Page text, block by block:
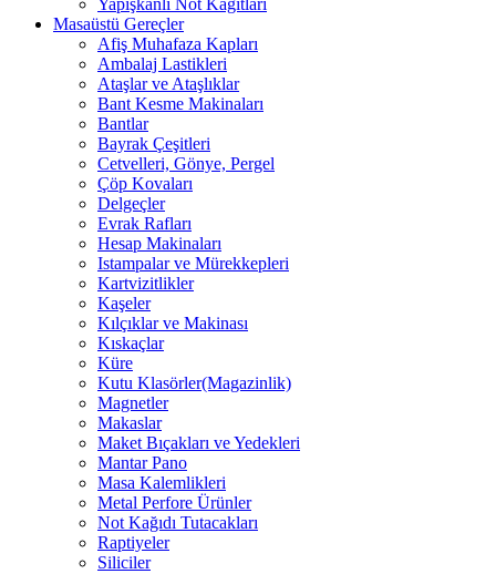
Masaüstü Gereçler
Afiş Muhafaza Kapları
Ambalaj Lastikleri
Ataşlar ve Ataşlıklar
Bant Kesme Makinaları
Bantlar
Bayrak Çeşitleri
Cetvelleri, Gönye, Pergel
Çöp Kovaları
Delgeçler
Evrak Rafları
Hesap Makinaları
Istampalar ve Mürekkepleri
Kartvizitlikler
Kaşeler
Kılçıklar ve Makinası
Kıskaçlar
Küre
Kutu Klasörler(Magazinlik)
Magnetler
Makaslar
Maket Bıçakları ve Yedekleri
Mantar Pano
Masa Kalemlikleri
Metal Perfore Ürünler
Not Kağıdı Tutacakları
Raptiyeler
Siliciler